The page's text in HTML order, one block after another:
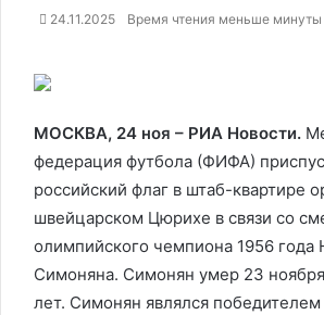
24.11.2025 Время чтения меньше минуты
МОСКВА, 24 ноя – РИА Новости.
федерация футбола (ФИФА)
российский флаг в штаб-квартире
швейцарском Цюрихе в связи со
олимпийского чемпиона 1956 года
Симоняна. Симонян умер 23
лет. Симонян являлся победителем